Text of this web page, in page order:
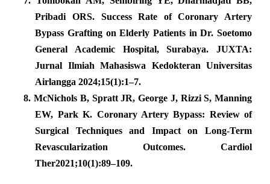
Pribadi ORS. Success Rate of Coronary Artery
Bypass Grafting on Elderly Patients in Dr. Soetomo
General Academic Hospital, Surabaya. JUXTA:
Jurnal Ilmiah Mahasiswa Kedokteran Universitas
Airlangga 2024;15(1):1–7.
8.McNichols B, Spratt JR, George J, Rizzi S, Manning
EW, Park K. Coronary Artery Bypass: Review of
Surgical Techniques and Impact on Long-Term
Revascularization Outcomes. Cardiol
Ther2021;10(1):89–109.